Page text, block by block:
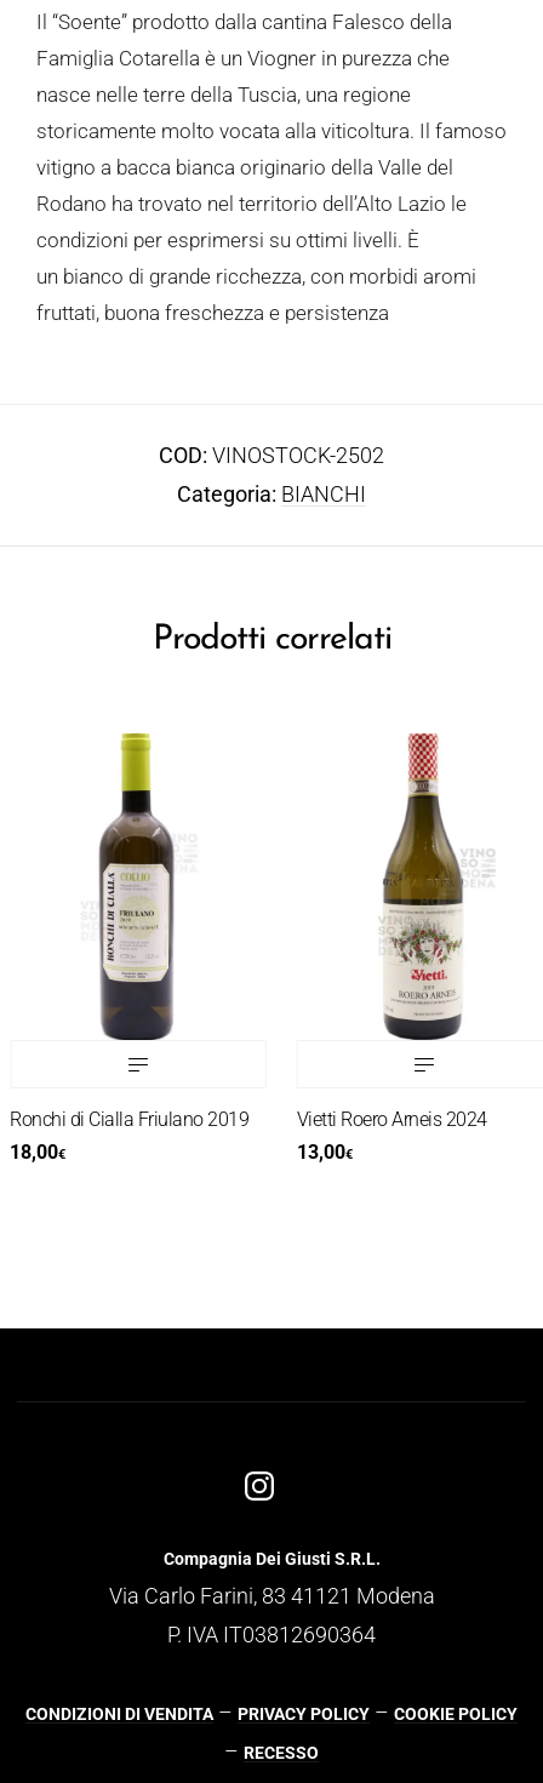
Il “Soente” prodotto dalla cantina Falesco della
Famiglia Cotarella è un Viogner in purezza che
nasce nelle terre della Tuscia, una regione
storicamente molto vocata alla viticoltura. Il famoso
vitigno a bacca bianca originario della Valle del
Rodano ha trovato nel territorio dell’Alto Lazio le
condizioni per esprimersi su ottimi livelli. È
un bianco di grande ricchezza, con morbidi aromi
fruttati, buona freschezza e persistenza
COD: VINOSTOCK-2502
Categoria: BIANCHI
Prodotti correlati
di Cialla Friulano 2019
€
Vietti Roero Arneis 2024
13,00€
Compagnia Dei Giusti S.R.L.
Via Carlo Farini, 83 41121 Modena
P. IVA IT03812690364
CONDIZIONI DI VENDITA – PRIVACY POLICY – COOKIE POLICY
– RECESSO